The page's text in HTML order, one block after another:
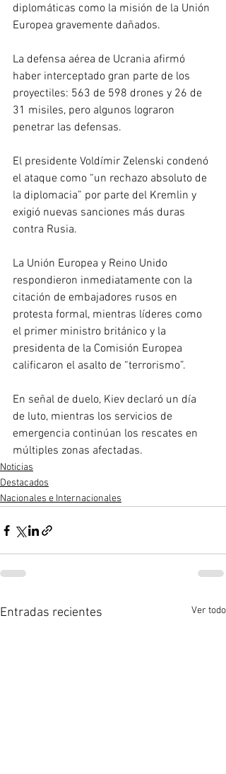
diplomáticas como la misión de la Unión
Europea gravemente dañados.
La defensa aérea de Ucrania afirmó
haber interceptado gran parte de los
proyectiles: 563 de 598 drones y 26 de
31 misiles, pero algunos lograron
penetrar las defensas.
El presidente Voldímir Zelenski condenó
el ataque como “un rechazo absoluto de
la diplomacia” por parte del Kremlin y
exigió nuevas sanciones más duras
contra Rusia.
La Unión Europea y Reino Unido
respondieron inmediatamente con la
citación de embajadores rusos en
protesta formal, mientras líderes como
el primer ministro británico y la
presidenta de la Comisión Europea
calificaron el asalto de “terrorismo”.
En señal de duelo, Kiev declaró un día
de luto, mientras los servicios de
emergencia continúan los rescates en
múltiples zonas afectadas.
Noticias
Destacados
Nacionales e Internacionales
Entradas recientes Ver todo